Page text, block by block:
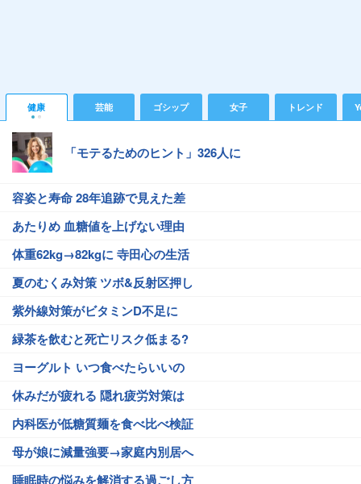
健康 芸能 ゴシップ 女子 トレンド
「モテるためのヒント」326人に
容姿と寿命 28年追跡で見えた差
あたりめ 血糖値を上げない理由
体重62kg→82kgに 寺田心の生活
夏のむくみ対策 ツボ&反射区押し
紫外線対策がビタミンD不足に
緑茶を飲むと死亡リスク低まる?
ヨーグルト いつ食べたらいいの
休みだが疲れる 隠れ疲労対策は
内科医が低糖質麺を食べ比べ検証
母が娘に減量強要→家庭内別居へ
睡眠時の悩みを解消する過ごし方